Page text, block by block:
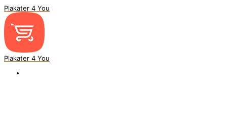
Plakater 4 You
Plakater 4 You